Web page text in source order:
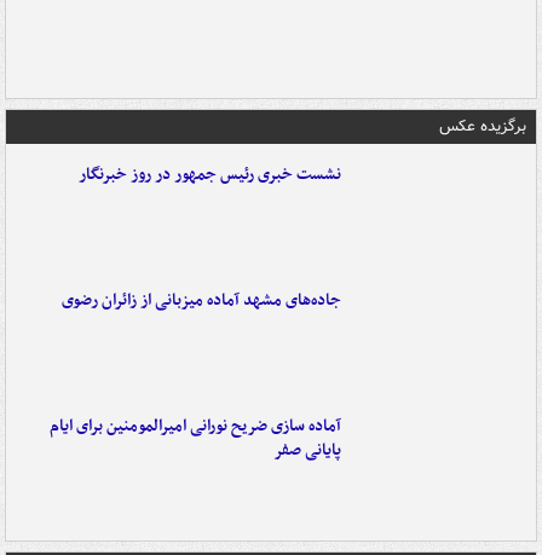
برگزیده عکس
نشست خبری رئیس جمهور در روز خبرنگار
جاده‌های مشهد آماده میزبانی از زائران رضوی
آماده سازی ضریح نورانی امیرالمومنین برای ایام
پایانی صفر